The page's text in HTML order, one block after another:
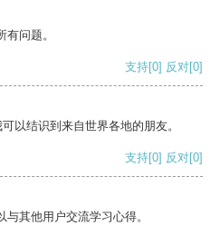
问题。
支持[0] 反对[0]
以结识到来自世界各地的朋友。
支持[0] 反对[0]
其他用户交流学习心得。